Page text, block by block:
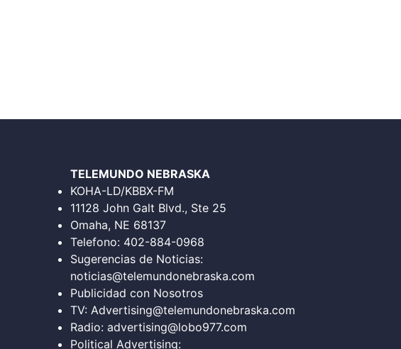
TELEMUNDO NEBRASKA
KOHA-LD/KBBX-FM
11128 John Galt Blvd., Ste 25
Omaha, NE 68137
Telefono: 402-884-0968
Sugerencias de Noticias:
noticias@telemundonebraska.com
Publicidad con Nosotros
TV: Advertising@telemundonebraska.com
Radio: advertising@lobo977.com
Political Advertising: